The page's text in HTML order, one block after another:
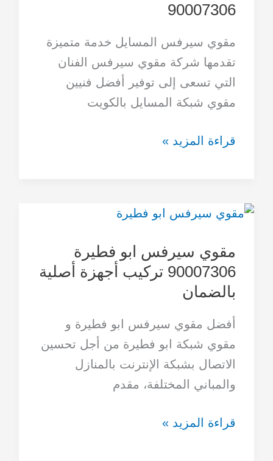
90007306
مقوي سيرفس المسايل خدمة متميزة
تقدمها شركة مقوي سيرفس الفنان
التي تسعى إلى توفير أفضل فنيين
مقوي شبكة المسايل بالكويت
الجوال
90007306
قراءة المزيد »
مقوي سيرفس ابو فطيرة
90007306 تركيب أجهزة أصلية
بالضمان
أفضل مقوي سيرفس ابو فطيرة و
مقوي شبكة ابو فطيرة من أجل تحسين
الاتصال بشبكة الإنترنت بالمنازل
والمباني المختلفة، مقدم
مقوي
ابو
فطيرة
90007306
تركيب
أجهزة
أصلية
بالضمان
قراءة المزيد »